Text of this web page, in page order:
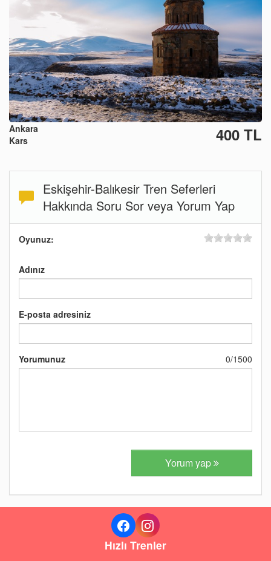
Ankara
Kars
400 TL
Eskişehir-Balıkesir Tren Seferleri
Hakkında Soru Sor veya Yorum Yap
Oyunuz:
Adınız
E-posta adresiniz
Yorumunuz 0/1500
Yorum yap
Hızlı Trenler